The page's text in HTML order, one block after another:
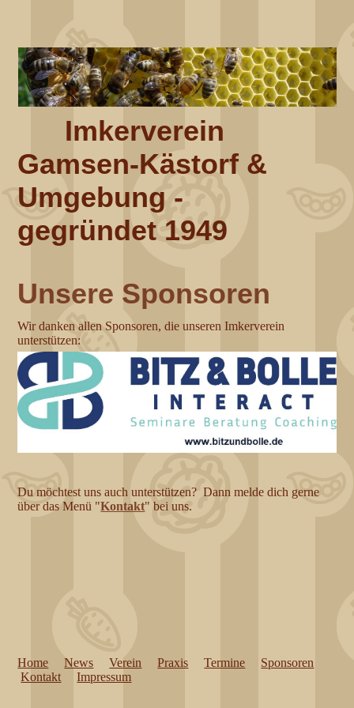
Imkerverein
Gamsen-Kästorf &
Umgebung -
gegründet 1949
Unsere Sponsoren
Wir danken allen Sponsoren, die unseren Imkerverein
unterstützen:
Du möchtest uns auch unterstützen? Dann melde dich gerne
über das Menü "Kontakt" bei uns.
Home News Verein Praxis Termine
Sponsoren
Kontakt
Impressum